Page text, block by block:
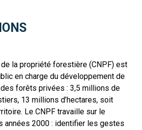
de la propriété forestière (CNPF) est
en charge du développement de
forêts privées : 3,5 millions de
13 millions d’hectares, soit
Le CNPF travaille sur le
années 2000 : identifier les gestes